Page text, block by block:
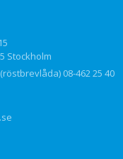
Stockholm
08-462 25 40